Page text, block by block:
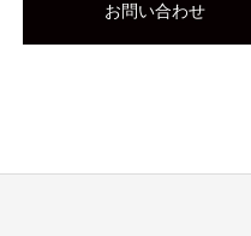
お問い合わせ